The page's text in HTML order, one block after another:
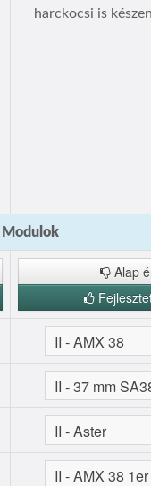
harckocsi is
Modulok
Alap